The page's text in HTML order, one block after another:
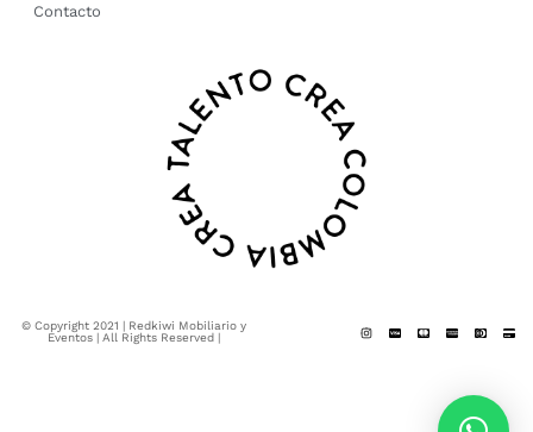
Contacto
© Copyright 2021 | Redkiwi Mobiliario y
Eventos | All Rights Reserved |